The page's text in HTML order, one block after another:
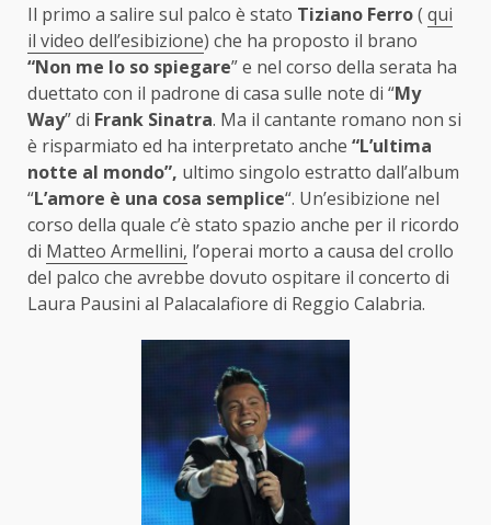
Il primo a salire sul palco è stato Tiziano Ferro( qui
il video dell’esibizione) che ha proposto il brano
“Non me lo so spiegare” e nel corso della serata ha
duettato con il padrone di casa sulle note di “My
Way” di Frank Sinatra. Ma il cantante romano non si
è risparmiato ed ha interpretato anche “L’ultima
notte al mondo”, ultimo singolo estratto dall’album
“L’amore è una cosa semplice“. Un’esibizione nel
corso della quale c’è stato spazio anche per il ricordo
di Matteo Armellini, l’operai morto a causa del crollo
del palco che avrebbe dovuto ospitare il concerto di
Laura Pausini al Palacalafiore di Reggio Calabria.